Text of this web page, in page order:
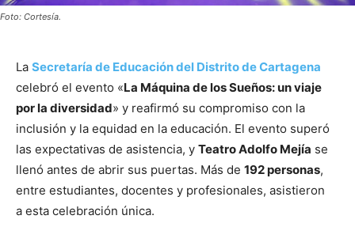
Foto: Cortesía.
La Secretaría de Educación del Distrito de Cartagena
celebró el evento «La Máquina de los Sueños: un viaje
por la diversidad» y reafirmó su compromiso con la
inclusión y la equidad en la educación. El evento superó
las expectativas de asistencia, y Teatro Adolfo Mejía se
llenó antes de abrir sus puertas. Más de 192 personas,
entre estudiantes, docentes y profesionales, asistieron
a esta celebración única.